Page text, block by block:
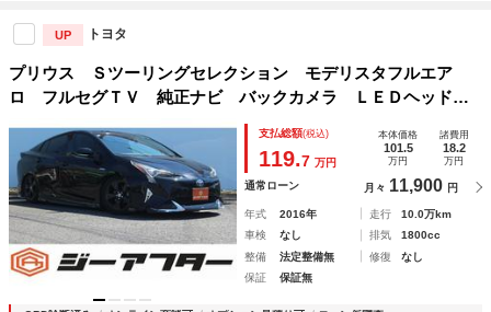
UP トヨタ
プリウス Ｓツーリングセレクション モデリスタフルエア
ロ フルセグＴＶ 純正ナビ バックカメラ ＬＥＤヘッドラ
イト 黒革シート シートヒーター 衝突軽減ブレーキ クル
ーズコントロール スマートキー プッシュスター
支払総額(税込)
119.7 万円
本体価格
101.5
万円
諸費用
18.2
万円
通常ローン 月々 11,900 円
年式 2016年 走行
10.0万km
車検
なし 排気
1800cc
整備
法定整備無 修復
なし
保証
保証無